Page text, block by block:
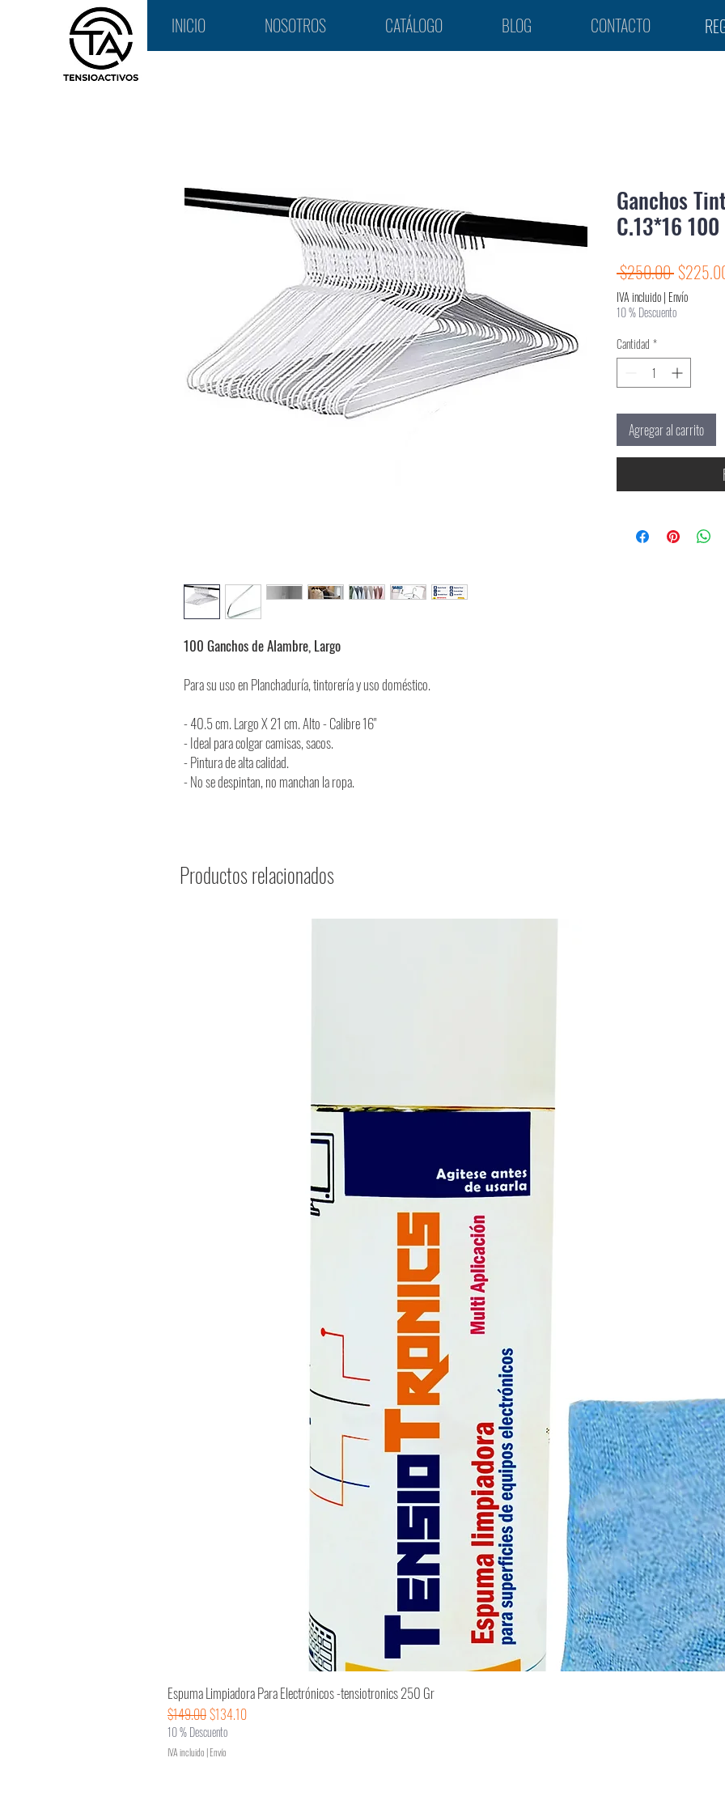
INICIO NOSOTROS CATÁLOGO BLOG CONTACTO
100 Ganchos de Alambre, Largo
Para su uso en Planchaduría, tintorería y uso doméstico.
- 40.5 cm. Largo X 21 cm. Alto - Calibre 16"
- Ideal para colgar camisas, sacos.
- Pintura de alta calidad.
- No se despintan, no manchan la ropa.
Ganchos
C.13*16
$250.00 Precio
IVA incluido| Envío
10 % Descuento
Cantidad *
Agregar al carrito
Productos relacionados
Espuma Limpiadora Para Electrónicos -tensiotronics 250 Gr
Precio
$149.00Precio de oferta
$134.10
10 % Descuento
IVA incluido |Envío